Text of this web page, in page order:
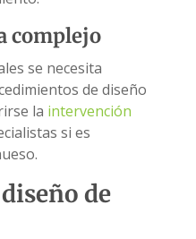
complejo
se necesita
de diseño
la intervención
si es
de